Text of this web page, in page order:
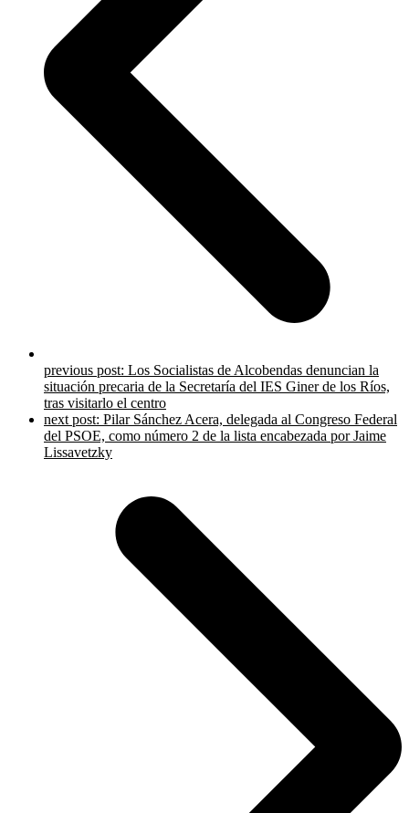
previous post: Los Socialistas de Alcobendas denuncian la
situación precaria de la Secretaría del IES Giner de los Ríos,
tras visitarlo el centro
next post: Pilar Sánchez Acera, delegada al Congreso Federal
del PSOE, como número 2 de la lista encabezada por Jaime
Lissavetzky